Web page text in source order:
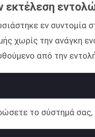
εκτέλεση
εν συντομία
χωρίς την ανάγκη
από την
το σύστημά